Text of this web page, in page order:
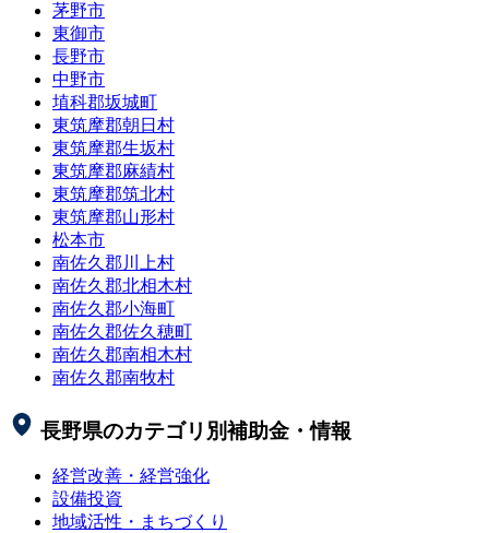
茅野市
東御市
長野市
中野市
埴科郡坂城町
東筑摩郡朝日村
東筑摩郡生坂村
東筑摩郡麻績村
東筑摩郡筑北村
東筑摩郡山形村
松本市
南佐久郡川上村
南佐久郡北相木村
南佐久郡小海町
南佐久郡佐久穂町
南佐久郡南相木村
南佐久郡南牧村
長野県のカテゴリ別補助金・情報
経営改善・経営強化
設備投資
地域活性・まちづくり